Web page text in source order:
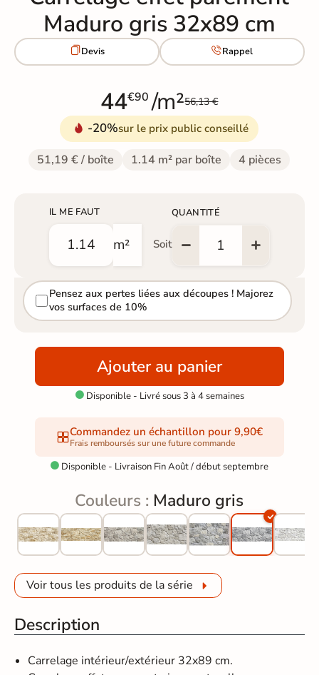
Maduro gris 32x89 cm
Devis Rappel
44€90 /m²56,13 €
-20%sur le prix public conseillé
51,19 € / boîte 1.14 m² par boîte 4 pièces
IL ME FAUT
m² Soit
QUANTITÉ
Pensez aux pertes liées aux découpes ! Majorez
vos surfaces de 10%
Ajouter au panier
Disponible - Livré sous 3 à 4 semaines
Commandez un échantillon pour 9,90€
Frais remboursés sur une future commande
 Disponible - Livraison Fin Août / début septembre
Couleurs : Maduro gris
Voir tous les produits de la série
Description
Carrelage intérieur/extérieur 32x89 cm.